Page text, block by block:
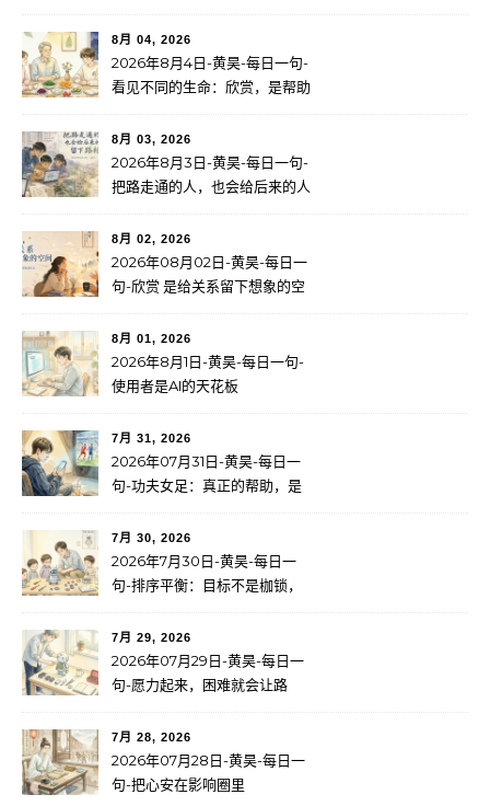
8月 04, 2026
2026年8月4日-黄昊-每日一句-
看见不同的生命：欣赏，是帮助
8月 03, 2026
2026年8月3日-黄昊-每日一句-
把路走通的人，也会给后来的人
8月 02, 2026
2026年08月02日-黄昊-每日一
句-欣赏 是给关系留下想象的空
8月 01, 2026
2026年8月1日-黄昊-每日一句-
使用者是AI的天花板
7月 31, 2026
2026年07月31日-黄昊-每日一
句-功夫女足：真正的帮助，是
7月 30, 2026
2026年7月30日-黄昊-每日一
句-排序平衡：目标不是枷锁，
7月 29, 2026
2026年07月29日-黄昊-每日一
句-愿力起来，困难就会让路
7月 28, 2026
2026年07月28日-黄昊-每日一
句-把心安在影响圈里